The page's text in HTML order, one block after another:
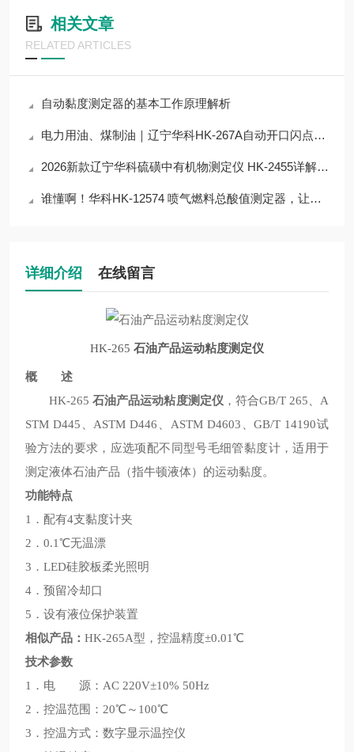
相关文章
RELATED ARTICLES
自动黏度测定器的基本工作原理解析
电力用油、煤制油｜辽宁华科HK-267A自动开口闪点测定器分析仪技术解析
2026新款辽宁华科硫磺中有机物测定仪 HK-2455详解：核心参数+性能
谁懂啊！华科HK-12574 喷气燃料总酸值测定器，让检测流程省80%人力
详细介绍 在线留言
HK-265 石油产品运动粘度测定仪
概 述
HK-265石油产品运动粘度测定仪 ，符合GB/T 265、A
STM D445、ASTM D446、ASTM D4603、GB/T 14190试
验方法的要求，应选项配不同型号毛细管黏度计，适用于
测定液体石油产品（指牛顿液体）的运动黏度。
功能特点
1．配有4支黏度计夹
2．0.1℃无温漂
3．LED硅胶板柔光照明
4．预留冷却口
5．设有液位保护装置
相似产品： HK-265A型，控温精度±0.01℃
技术参数
1．电 源：AC 220V±10% 50Hz
2．控温范围：20℃～100℃
3．控温方式：数字显示温控仪